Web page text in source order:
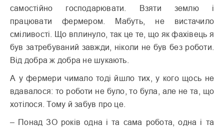
самостійно господарювати. Взяти землю і
працювати фермером. Мабуть, не вистачило
сміливості. Що вплинуло, так це те, що як фахівець я
був затребуваний завжди, ніколи не був без роботи.
Від добра ж добра не шукають.
А у фермери чимало тоді йшло тих, у кого щось не
вдавалося: то роботи не було, то була, але не та, що
хотілося. Тому й забув про це.
– Понад ЗО років одна і та сама робота, одна і та